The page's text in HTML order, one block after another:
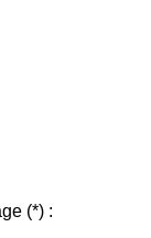
(*) :